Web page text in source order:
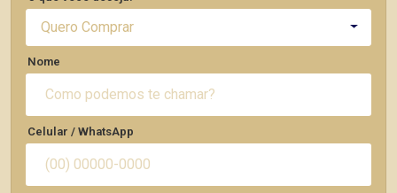
Quero Comprar
Nome
Celular / WhatsApp